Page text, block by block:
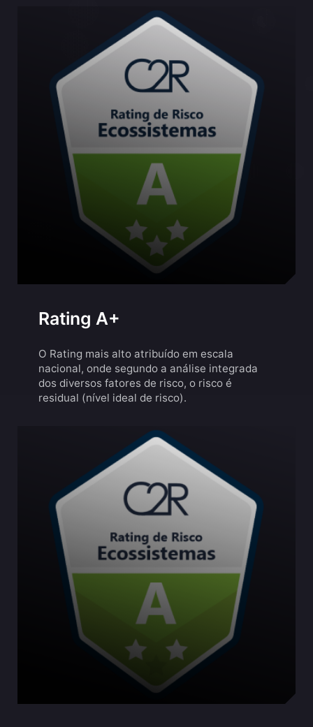
Rating A+
O Rating mais alto atribuído em escala
nacional, onde segundo a análise integrada
dos diversos fatores de risco, o risco é
residual (nível ideal de risco).